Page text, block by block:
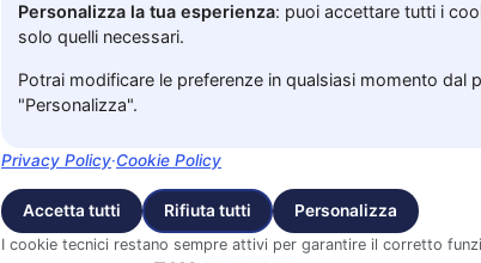
Personalizza la tua esperienza: puoi accettare tutti i
solo quelli necessari.
Potrai modificare le preferenze in qualsiasi momento dal
"Personalizza".
Privacy Policy·Cookie Policy
Accetta tutti Rifiuta tutti Personalizza
I cookie tecnici restano sempre attivi per garantire il corretto